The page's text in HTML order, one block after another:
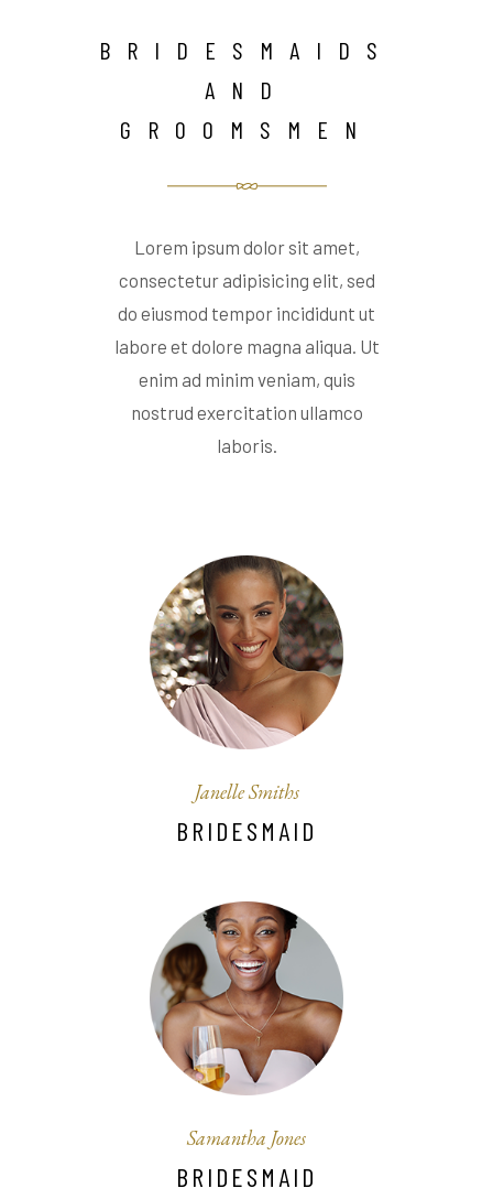
BRIDESMAIDS
AND
GROOMSMEN
Lorem ipsum dolor sit amet,
consectetur adipisicing elit, sed
do eiusmod tempor incididunt ut
labore et dolore magna aliqua. Ut
enim ad minim veniam, quis
nostrud exercitation ullamco
laboris.
Janelle Smiths
BRIDESMAID
Samantha Jones
BRIDESMAID